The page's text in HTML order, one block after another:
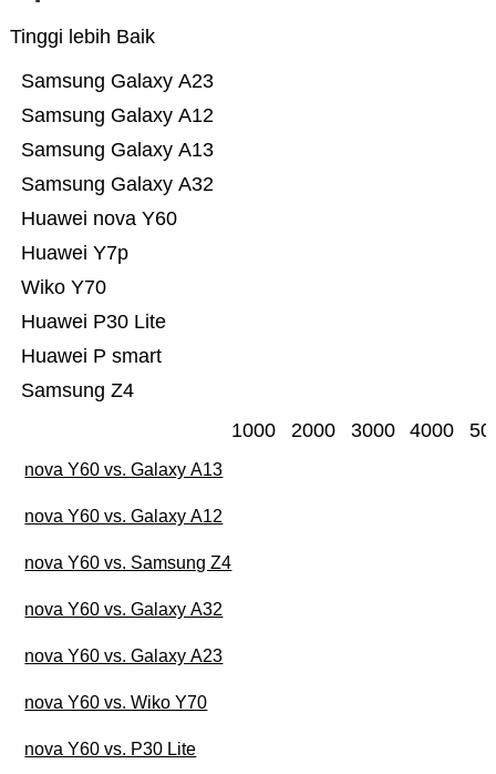
Tinggi lebih Baik
Samsung Z4
Huawei P smart
Huawei P30 Lite
Wiko Y70
Huawei Y7p
Huawei nova Y60
Samsung Galaxy A32
Samsung Galaxy A13
Samsung Galaxy A12
Samsung Galaxy A23
1000 2000 3000 4000
nova Y60 vs. Galaxy A13
nova Y60 vs. Galaxy A12
nova Y60 vs. Samsung Z4
nova Y60 vs. Galaxy A32
nova Y60 vs. Galaxy A23
nova Y60 vs. Wiko Y70
nova Y60 vs. P30 Lite